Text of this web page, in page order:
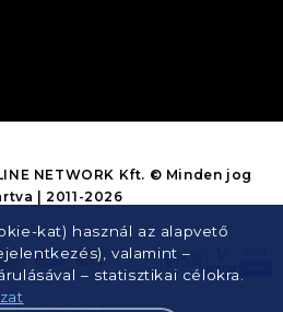
kat) használ az alapvető
valamint –
– statisztikai célokra.
NETWORK Kft. © Minden jog
| 2011-2026